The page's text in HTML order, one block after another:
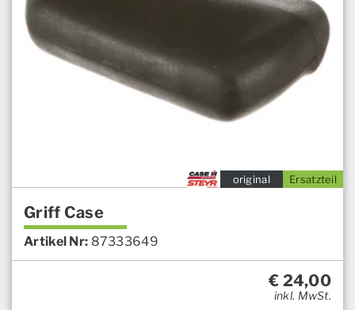
Ersatzteil
original
Griff Case
Artikel Nr: 87333649
€ 24,00
inkl. MwSt.